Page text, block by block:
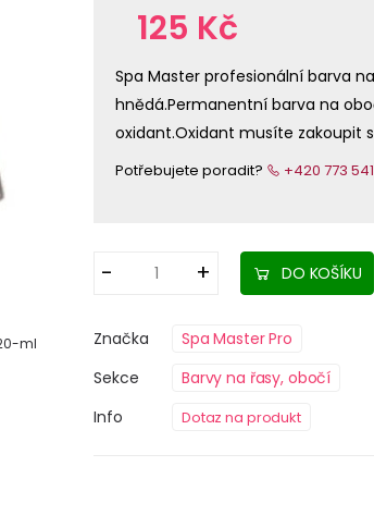
ml
125 Kč
Spa Master profesionální barva
hnědá.Permanentní barva na
oxidant.Oxidant musíte zakoupit
Potřebujete poradit? +420 773
DO KOŠÍKU
Značka
Spa Master Pro
Sekce
Barvy na řasy, obočí
Info
Dotaz na produkt